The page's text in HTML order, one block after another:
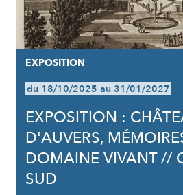
EXPOSITION
du 18/10/2025 au 31/01/2027
EXPOSITION :
D'AUVERS,
DOMAINE VIVANT //
SUD